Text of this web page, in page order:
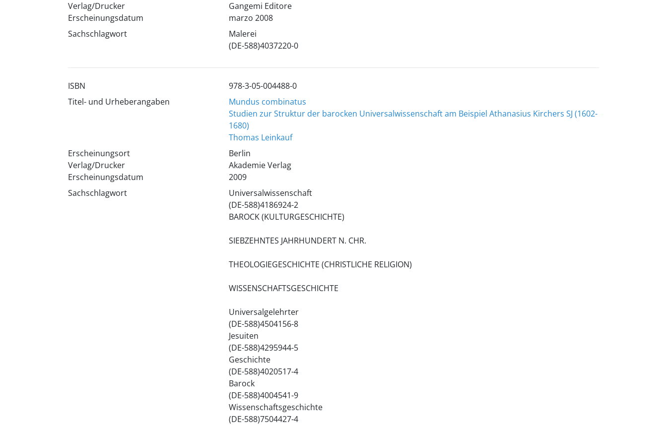
Verlag/Drucker
Erscheinungsdatum
Gangemi Editore
marzo 2008
Sachschlagwort
Malerei
(DE-588)4037220-0
ISBN
978-3-05-004488-0
Titel- und Urheberangaben
Mundus combinatus
Studien zur Struktur der barocken Universalwissenschaft am Beispiel Athanasius Kirchers SJ (1602-
1680)
Thomas Leinkauf
Erscheinungsort
Verlag/Drucker
Erscheinungsdatum
Berlin
Akademie Verlag
2009
Sachschlagwort
Universalwissenschaft
(DE-588)4186924-2
BAROCK (KULTURGESCHICHTE)
SIEBZEHNTES JAHRHUNDERT N. CHR.
THEOLOGIEGESCHICHTE (CHRISTLICHE RELIGION)
WISSENSCHAFTSGESCHICHTE
Universalgelehrter
(DE-588)4504156-8
Jesuiten
(DE-588)4295944-5
Geschichte
(DE-588)4020517-4
Barock
(DE-588)4004541-9
Wissenschaftsgeschichte
(DE-588)7504427-4